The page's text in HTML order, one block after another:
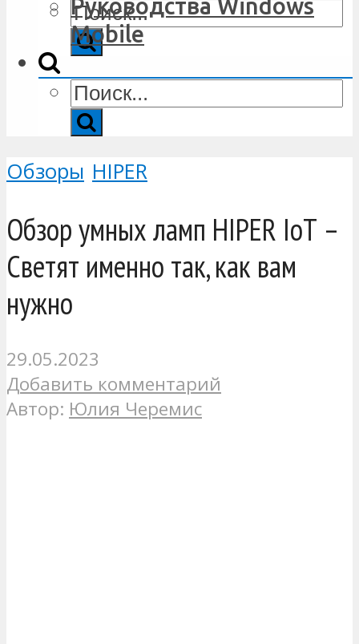
Руководства Windows
Mobile
Обзоры HIPER
Обзор умных ламп HIPER IoT –
Светят именно так, как вам
нужно
29.05.2023
Добавить комментарий
Автор: Юлия Черемис